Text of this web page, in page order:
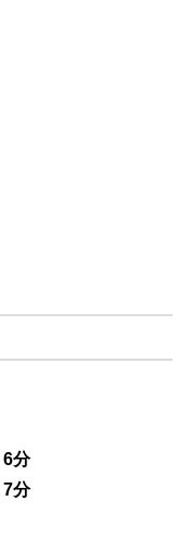
6分
7分